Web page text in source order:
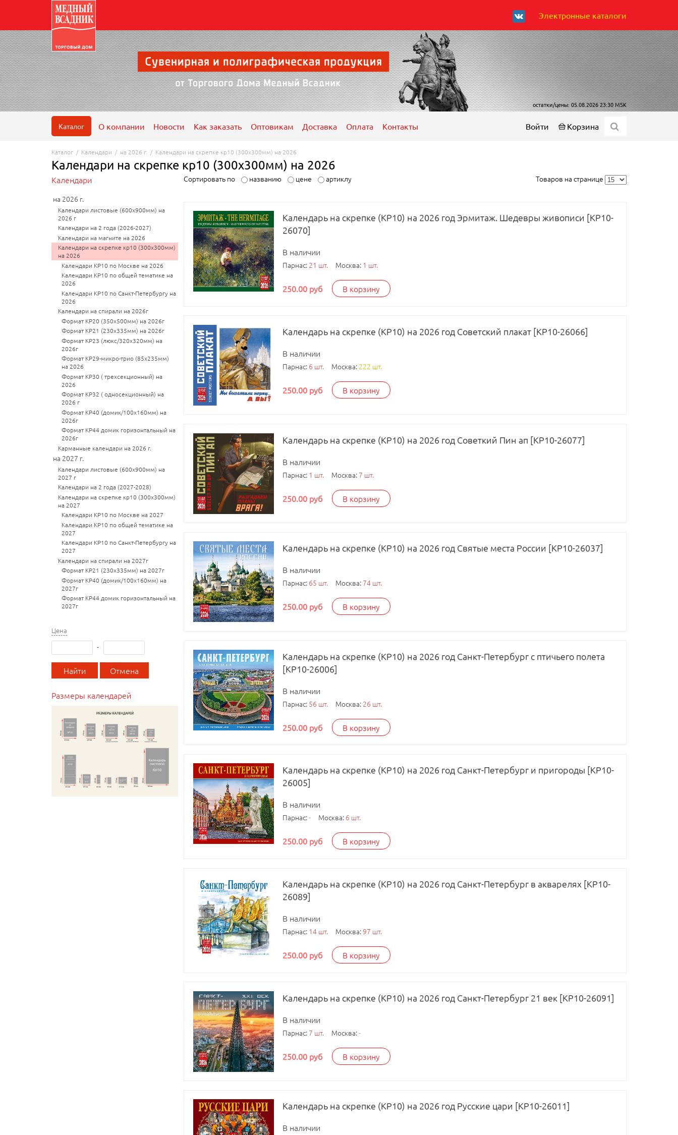
Электронные каталоги
остатки/цены: 05.08.2026 23:30 MSK
Войти Корзина
Каталог О компании Новости Как заказать Оптовикам Доставка Оплата Контакты
Каталог / Календари / на 2026 г. / Календари на скрепке кр10 (300х300мм) на 2026
Календари на скрепке кр10 (300х300мм) на 2026
Календари
на 2026 г.
Календари листовые (600х900мм) на
2026 г
Календари на 2 года (2026-2027)
Календари на магните на 2026
Календари на скрепке кр10 (300х300мм)
на 2026
Календари КР10 по Москве на 2026
Календари КР10 по общей тематике на
2026
Календари КР10 по Санкт-Петербургу на
2026
Календари на спирали на 2026г
Формат КР20 (350x500мм) на 2026г
Формат КР21 (230х335мм) на 2026г
Формат КР23 (люкс/320х320мм) на
2026г
Формат КР29-микро-трио (85х235мм)
на 2026
Формат КР30 ( трехсекционный) на
2026
Формат КР32 ( односекционный) на
2026 г
Формат КР40 (домик/100х160мм) на
2026г
Формат КР44 домик горизонтальный на
2026г
Карманные календари на 2026 г.
на 2027 г.
Календари листовые (600х900мм) на
2027 г
Календари на 2 года (2027-2028)
Календари на скрепке кр10 (300х300мм)
на 2027
Календари КР10 по Москве на 2027
Календари КР10 по общей тематике на
2027
Календари КР10 по Санкт-Петербургу на
2027
Календари на спирали на 2027г
Формат КР21 (230х335мм) на 2027г
Формат КР40 (домик/100х160мм) на
2027г
Формат КР44 домик горизонтальный на
2027г
Цена
-
Размеры календарей
Товаров на странице
Сортировать по названию цене артиклу
Календарь на скрепке (КР10) на 2026 год Эрмитаж. Шедевры живописи [КР10-
26070]
В наличии
Парнас: 21 шт. Москва: 1 шт.
250.00 руб В корзину
Календарь на скрепке (КР10) на 2026 год Советский плакат [КР10-26066]
В наличии
Парнас: 6 шт. Москва: 222 шт.
250.00 руб В корзину
Календарь на скрепке (КР10) на 2026 год Советкий Пин ап [КР10-26077]
В наличии
Парнас: 1 шт. Москва: 7 шт.
250.00 руб В корзину
Календарь на скрепке (КР10) на 2026 год Святые места России [КР10-26037]
В наличии
Парнас: 65 шт. Москва: 74 шт.
250.00 руб В корзину
Календарь на скрепке (КР10) на 2026 год Санкт-Петербург с птичьего полета
[КР10-26006]
В наличии
Парнас: 56 шт. Москва: 26 шт.
250.00 руб В корзину
Календарь на скрепке (КР10) на 2026 год Санкт-Петербург и пригороды [КР10-
26005]
В наличии
Парнас:- Москва: 6 шт.
250.00 руб В корзину
Календарь на скрепке (КР10) на 2026 год Санкт-Петербург в акварелях [КР10-
26089]
В наличии
Парнас: 14 шт. Москва: 97 шт.
250.00 руб В корзину
Календарь на скрепке (КР10) на 2026 год Санкт-Петербург 21 век [КР10-26091]
В наличии
Парнас: 7 шт. Москва:-
250.00 руб В корзину
Календарь на скрепке (КР10) на 2026 год Русские цари [КР10-26011]
В наличии